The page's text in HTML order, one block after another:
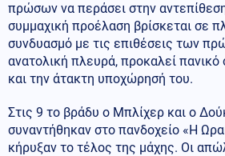
πρώσων να περάσει στην
συμμαχική προέλαση βρίσκεται σε
συνδυασμό με τις επιθέσεις των
ανατολική πλευρά, προκαλεί πανικό
και την άτακτη υποχώρησή του.
Στις 9 το βράδυ ο Μπλίχερ και ο
συναντήθηκαν στο πανδοχείο «Η
κήρυξαν το τέλος της μάχης. Οι